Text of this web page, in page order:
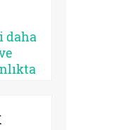
Bu
daha